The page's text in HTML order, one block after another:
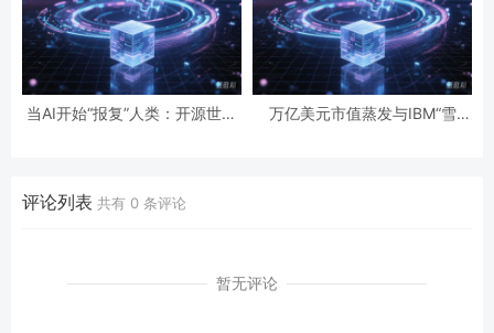
当AI开始“报复”人类：开源世界
万亿美元市值蒸发与IBM“雪
评论列表 共有 0 条评论
暂无评论